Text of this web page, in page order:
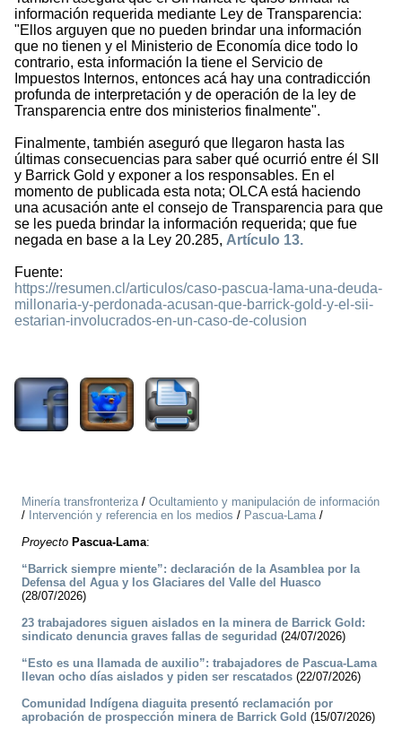
información requerida mediante Ley de Transparencia:
"Ellos arguyen que no pueden brindar una información
que no tienen y el Ministerio de Economía dice todo lo
contrario, esta información la tiene el Servicio de
Impuestos Internos, entonces acá hay una contradicción
profunda de interpretación y de operación de la ley de
Transparencia entre dos ministerios finalmente".
Finalmente, también aseguró que llegaron hasta las
últimas consecuencias para saber qué ocurrió entre él SII
y Barrick Gold y exponer a los responsables. En el
momento de publicada esta nota; OLCA está haciendo
una acusación ante el consejo de Transparencia para que
se les pueda brindar la información requerida; que fue
negada en base a la Ley 20.285, Artículo 13.
Fuente:
https://resumen.cl/articulos/caso-pascua-lama-una-deuda-
millonaria-y-perdonada-acusan-que-barrick-gold-y-el-sii-
estarian-involucrados-en-un-caso-de-colusion
Minería transfronteriza/ Ocultamiento y manipulación de información
/ Intervención y referencia en los medios / Pascua-Lama/
Proyecto Pascua-Lama:
“Barrick siempre miente”: declaración de la Asamblea por la
Defensa del Agua y los Glaciares del Valle del Huasco
(28/07/2026)
23 trabajadores siguen aislados en la minera de Barrick Gold:
sindicato denuncia graves fallas de seguridad (24/07/2026)
“Esto es una llamada de auxilio”: trabajadores de Pascua-Lama
llevan ocho días aislados y piden ser rescatados (22/07/2026)
Comunidad Indígena diaguita presentó reclamación por
aprobación de prospección minera de Barrick Gold (15/07/2026)